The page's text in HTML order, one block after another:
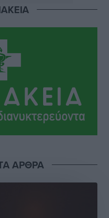
last minute σε Ελλάδα
αυτοκίνητο,
τον Τουρισμό
χάρτη της Ρόδου
κάθε γωνιά – Ενισχύουμε
ΑΡΘΡΑ